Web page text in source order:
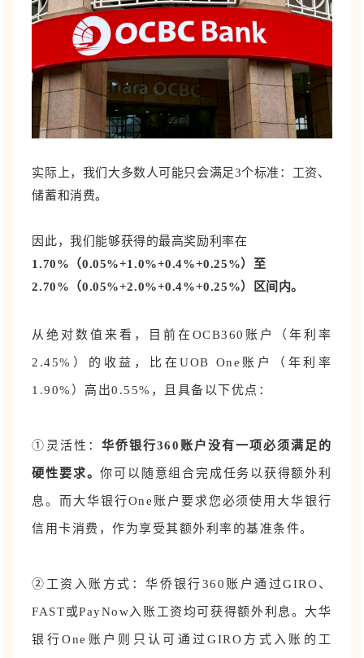
实际上，我们大多数人可能只会满足3个标准：工资、
储蓄和消费。
因此，我们能够获得的最高奖励利率在
1.70%（0.05%+1.0%+0.4%+0.25%）至
2.70%（0.05%+2.0%+0.4%+0.25%）区间内。
从绝对数值来看，目前在OCB360账户（年利率
2.45%）的收益，比在UOB One账户（年利率
1.90%）高出0.55%，且具备以下优点：
①灵活性： 华侨银行360账户没有一项必须满足的
硬性要求。你可以随意组合完成任务以获得额外利
息。而大华银行One账户要求您必须使用大华银行
信用卡消费，作为享受其额外利率的基准条件。
②工资入账方式：华侨银行360账户通过GIRO、
FAST或PayNow入账工资均可获得额外利息。大华
银行One账户则只认可通过GIRO方式入账的工